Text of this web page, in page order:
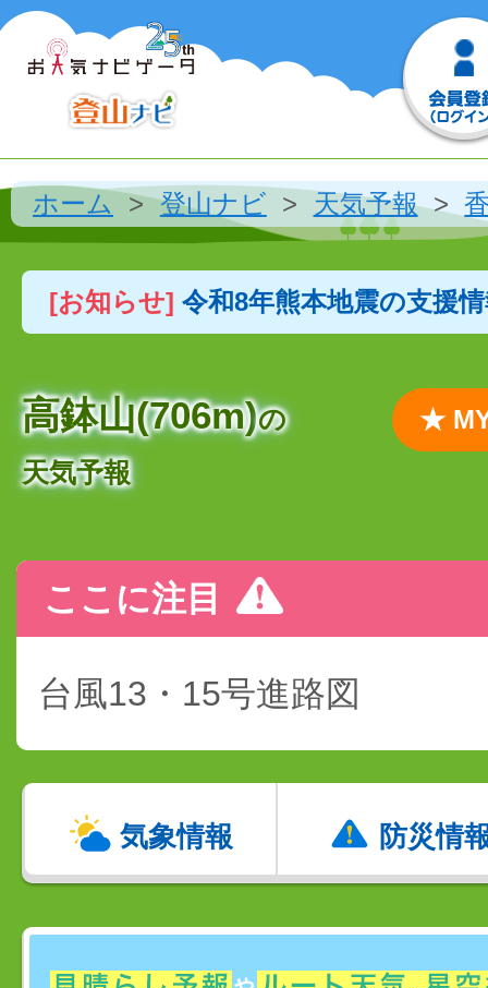
ホーム 登山ナビ 天気予報
[お知らせ] 令和8年熊本地震の支援
高鉢山(706m)の
天気予報
★
ここに注目
台風13・15号進路図
気象情報 防災情